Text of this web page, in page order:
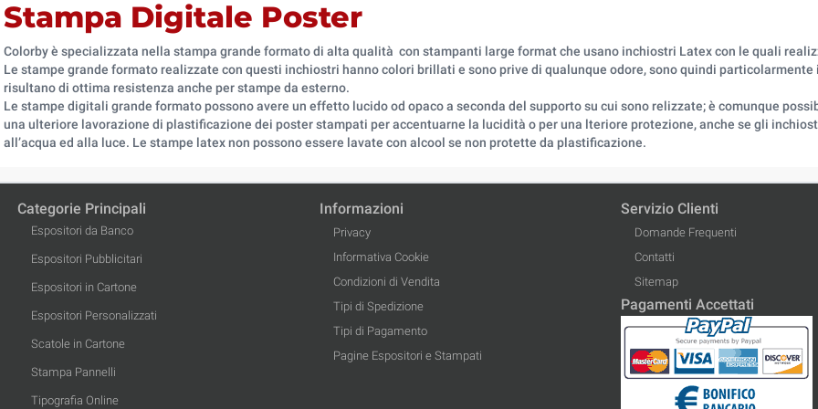
Stampa Digitale Poster
Colorby è specializzata nella stampa grande formato di alta qualità con stampanti large format che usano inchiostri Latex con le quali
Le stampe grande formato realizzate con questi inchiostri hanno colori brillati e sono prive di qualunque odore, sono quindi
risultano di ottima resistenza anche per stampe da esterno.
Le stampe digitali grande formato possono avere un effetto lucido od opaco a seconda del supporto su cui sono relizzate; è comunque
una ulteriore lavorazione di plastificazione dei poster stampati per accentuarne la lucidità o per una lteriore protezione, anche se gli
all’acqua ed alla luce. Le stampe latex non possono essere lavate con alcool se non protette da plastificazione.
Categorie Principali
Espositori da Banco
Espositori Pubblicitari
Espositori in Cartone
Espositori Personalizzati
Scatole in Cartone
Stampa Pannelli
Tipografia Online
Informazioni
Privacy
Informativa Cookie
Condizioni di Vendita
Tipi di Spedizione
Tipi di Pagamento
Pagine Espositori e Stampati
Servizio Clienti
Domande Frequenti
Contatti
Sitemap
Pagamenti Accettati